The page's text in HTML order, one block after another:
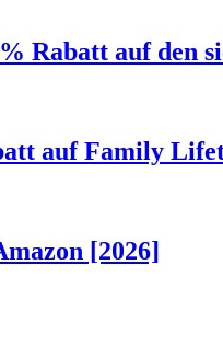
Rabatt auf den
auf Family
[2026]